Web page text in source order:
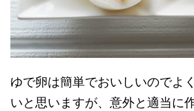
ゆで卵は簡単でおいしいのでよ
いと思いますが、意外と適当に